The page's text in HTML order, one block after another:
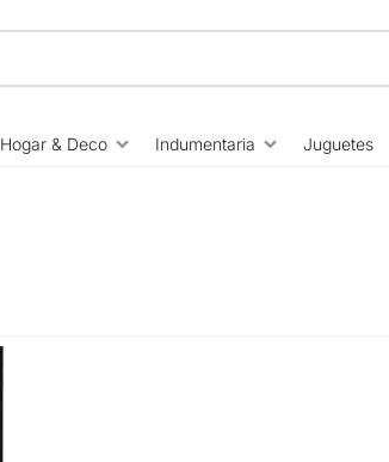
Hogar & Deco Indumentaria Juguetes